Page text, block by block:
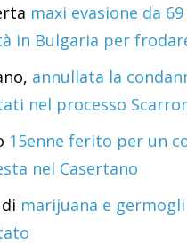
maxi evasione da
in Bulgaria per
annullata la
nel processo
15enne ferito per un
nel Casertano
marijuana e